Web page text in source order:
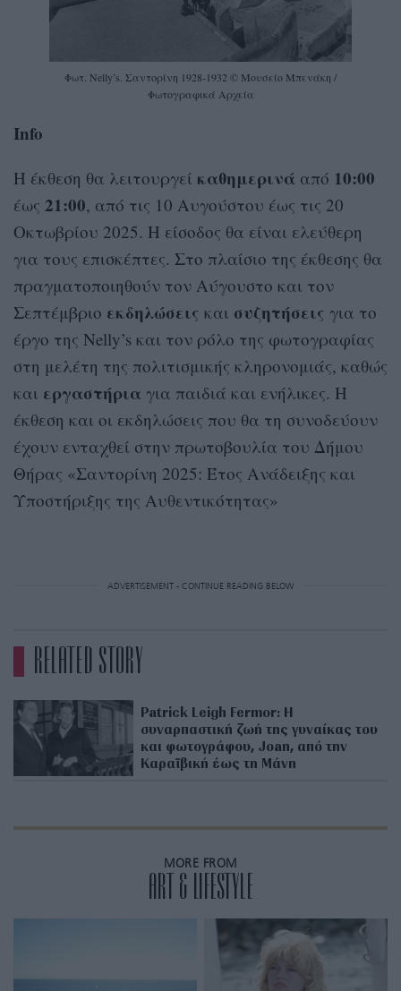
Φωτ. Nelly’s. Σαντορίνη 1928-1932 © Μουσείο Μπενάκη /
Φωτογραφικά Αρχεία
Info
Η έκθεση θα λειτουργεί καθημερινά από 10:00
έως 21:00, από τις 10 Αυγούστου έως τις 20
Οκτωβρίου 2025. Η είσοδος θα είναι ελεύθερη
για τους επισκέπτες. Στο πλαίσιο της έκθεσης θα
πραγματοποιηθούν τον Αύγουστο και τον
Σεπτέμβριο εκδηλώσεις και συζητήσεις για το
έργο της Nelly’s και τον ρόλο της φωτογραφίας
στη μελέτη της πολιτισμικής κληρονομιάς, καθώς
και εργαστήρια για παιδιά και ενήλικες. Η
έκθεση και οι εκδηλώσεις που θα τη συνοδεύουν
έχουν ενταχθεί στην πρωτοβουλία του Δήμου
Θήρας «Σαντορίνη 2025: Έτος Ανάδειξης και
Υποστήριξης της Αυθεντικότητας»
ADVERTISEMENT - CONTINUE READING BELOW
RELATED STORY
Patrick Leigh Fermor: Η
συναρπαστική ζωή της γυναίκας του
και φωτογράφου, Joan, από την
Καραϊβική έως τη Μάνη
MORE FROM
ART & LIFESTYLE